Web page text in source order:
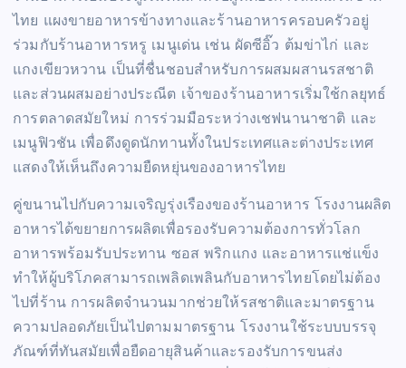
ไทย แผงขายอาหารข้างทางและร้านอาหารครอบครัวอยู่
ร่วมกับร้านอาหารหรู เมนูเด่น เช่น ผัดซีอิ๊ว ต้มข่าไก่ และ
แกงเขียวหวาน เป็นที่ชื่นชอบสำหรับการผสมผสานรสชาติ
และส่วนผสมอย่างประณีต เจ้าของร้านอาหารเริ่มใช้กลยุทธ์
การตลาดสมัยใหม่ การร่วมมือระหว่างเชฟนานาชาติ และ
เมนูฟิวชัน เพื่อดึงดูดนักทานทั้งในประเทศและต่างประเทศ
แสดงให้เห็นถึงความยืดหยุ่นของอาหารไทย
คู่ขนานไปกับความเจริญรุ่งเรืองของร้านอาหาร โรงงานผลิต
อาหารได้ขยายการผลิตเพื่อรองรับความต้องการทั่วโลก
อาหารพร้อมรับประทาน ซอส พริกแกง และอาหารแช่แข็ง
ทำให้ผู้บริโภคสามารถเพลิดเพลินกับอาหารไทยโดยไม่ต้อง
ไปที่ร้าน การผลิตจำนวนมากช่วยให้รสชาติและมาตรฐาน
ความปลอดภัยเป็นไปตามมาตรฐาน โรงงานใช้ระบบบรรจุ
ภัณฑ์ที่ทันสมัยเพื่อยืดอายุสินค้าและรองรับการขนส่ง